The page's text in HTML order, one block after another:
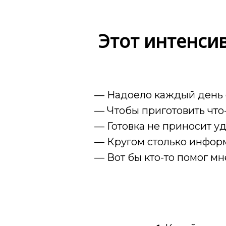
Этот
— Надоело каждый день
— Чтобы приготовить
— Готовка не приносит
— Кругом столько
— Вот бы кто-то помог